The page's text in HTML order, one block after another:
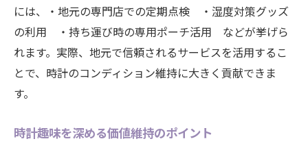
愛知県内の時計情報を活用する方法
地域コミュニティで広がる時計の魅力
専門家に学ぶ時計の最新トレンド情報
満足度が上がる時計愛好家のための秘訣
愛好家が実践する情報収集のポイント
には、・地元の専門店での定期点検 ・湿度対策グッズ
の利用 ・持ち運び時の専用ポーチ活用 などが挙げら
れます。実際、地元で信頼されるサービスを活用するこ
とで、時計のコンディション維持に大きく貢献できま
す。
時計趣味を深める価値維持のポイント